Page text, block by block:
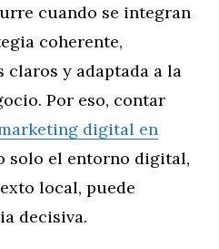
cuando se integran
coherente,
claros y adaptada a la
Por eso, contar
digital en
solo el entorno digital,
local, puede
decisiva.